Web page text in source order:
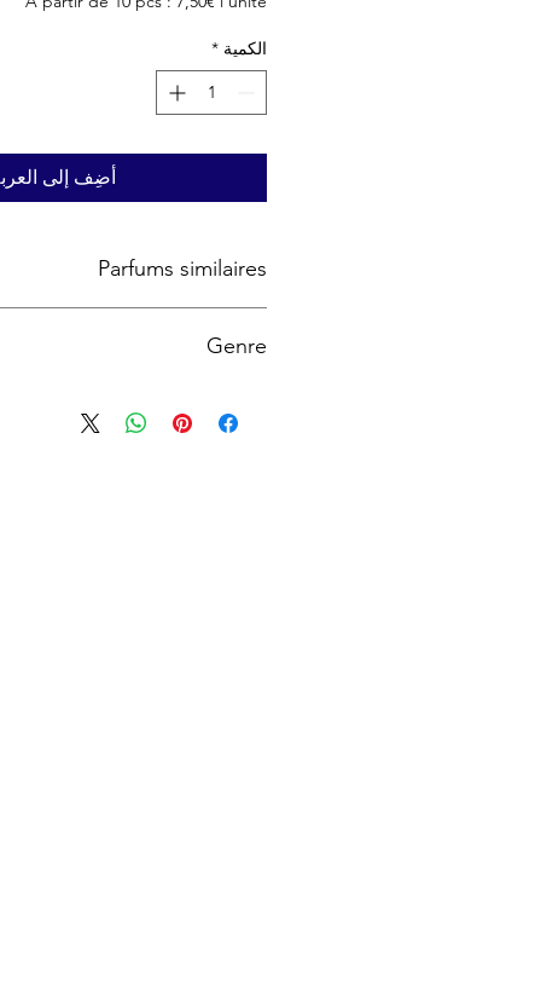
الكمية *
أضِف إلى
Parfums similaires
Genre